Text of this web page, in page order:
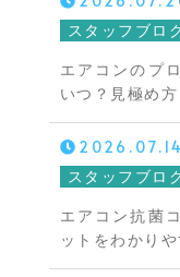
スタッフブロ
エアコンのプ
いつ？見極め
2026.07.14
スタッフブロ
エアコン抗菌
ットをわかり